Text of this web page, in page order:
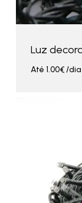
Luz
Até 1.00€/dia